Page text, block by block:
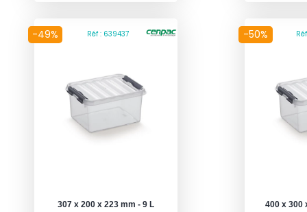
-49% Réf : 639437
307 x 200 x 223 mm - 9 L
-50%
400 x 300